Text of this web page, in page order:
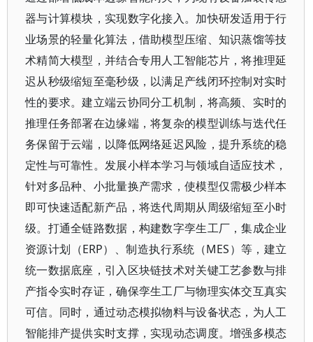
器与计算模块，实现数字化接入。加快研发适用于行
业场景的轻量化算法，借助模型压缩、知识蒸馏等技
术精简大模型，并结合专用人工智能芯片，将推理延
迟从秒级缩短至毫秒级，以满足产线闭环控制对实时
性的要求。建立端云协同分工机制，将高频、实时的
推理任务部署在边缘端，将复杂的模型训练与迭代任
务保留于云端，以降低网络延迟风险，提升系统的稳
定性与可靠性。发展小样本学习与领域自适应技术，
针对多品种、小批量换产需求，使模型仅需极少样本
即可快速适配新产品，将迭代周期从周级缩短至小时
级。打通全链路数据，构建数字孪生工厂，集成企业
资源计划（ERP）、制造执行系统（MES）等，建立
统一数据底座，引入区块链技术对关键工艺参数与排
产指令实时存证，确保孪生工厂与物理实体交互真实
可信。同时，通过动态模拟物料与设备状态，为人工
智能排产提供实时支撑，实现动态调度。增强多模态